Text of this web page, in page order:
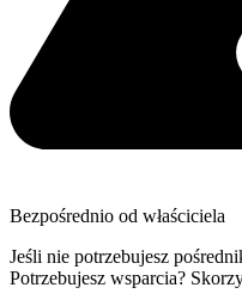
Bezpośrednio od właściciela
Jeśli nie potrzebujesz
Potrzebujesz wsparcia?